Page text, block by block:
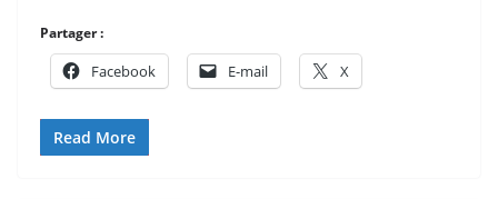
Partager :
Facebook E-mail X
Read More